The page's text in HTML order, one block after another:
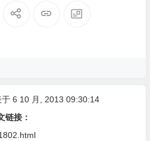
于 6 10 月, 2013 09:30:14
链接：